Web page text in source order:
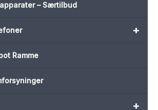
– Særtilbud
+
Ramme
+